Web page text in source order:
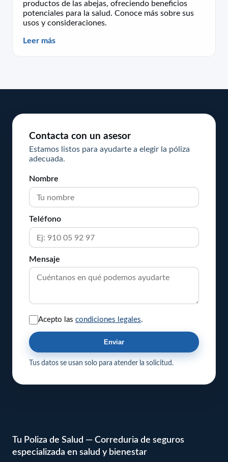
productos de las abejas, ofreciendo beneficios
potenciales para la salud. Conoce más sobre sus
usos y consideraciones.
Leer más
Contacta con un asesor
Estamos listos para ayudarte a elegir la póliza
adecuada.
Nombre
Teléfono
Mensaje
Acepto las condiciones legales.
Enviar
Tus datos se usan solo para atender la solicitud.
Tu Poliza de Salud — Correduria de seguros
especializada en salud y bienestar